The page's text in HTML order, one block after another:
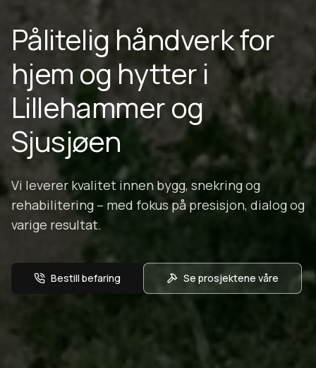
Pålitelig håndverk for
hjem og hytter i
Lillehammer og
Sjusjøen
Vi leverer kvalitet innen bygg, snekring og
rehabilitering – med fokus på presisjon, dialog og
varige resultat.
Bestill befaring Se prosjektene våre